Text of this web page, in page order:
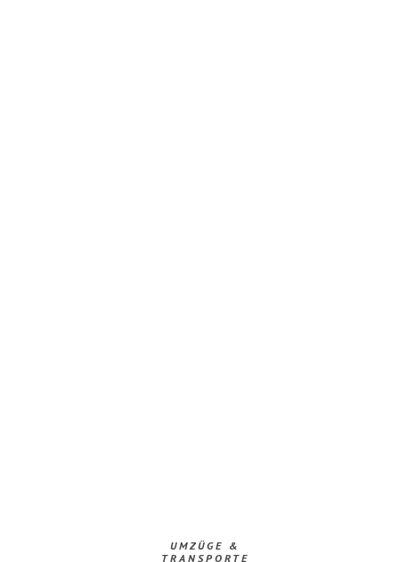
UMZÜGE &
TRANSPORTE